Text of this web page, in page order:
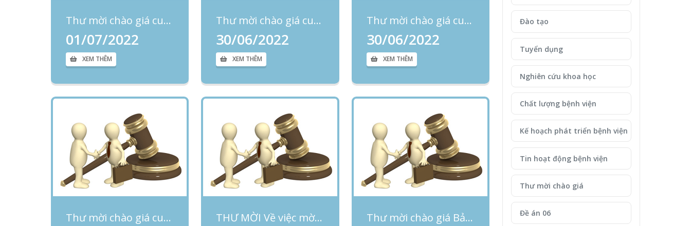
Thư mời chào giá cung cấp dịch vụ sửa chữa máy bơm hút dịch nội soi
01/07/2022
XEM THÊM
Thư mời chào giá cung cấp dịch vụ sửa chữa, thay thế linh kiện cho máy siêu âm
30/06/2022
XEM THÊM
Thư mời chào giá cung cấp dịch vụ bảo trì, bảo dưỡng và thay thế vật tư, phụ kiện cho hệ thống khí y tế trung tâm tại Bệnh viện Phụ sản-Nhi (cơ sở 02)
30/06/2022
XEM THÊM
Thư mời chào giá cung cấp dịch vụ bảo trì 11 thang máy vận chuyển bệnh nhân và 02 thang tải rác của Bệnh viện Phụ sản-Nhi Đà Nẵng năm 2022-2023 THƯ MỜI Về việc mời cung cấp thông tin báo giá của các mặt hàng phục vụ cho công tác khám và điều trị tại Bệnh viện Thư mời chào giá Bảo hiểm cháy nổ
Đào tạo
Tuyển dụng
Nghiên cứu khoa học
Chất lượng bệnh viện
Kế hoạch phát triển bệnh viện
Tin hoạt động bệnh viện
Thư mời chào giá
Đề án 06